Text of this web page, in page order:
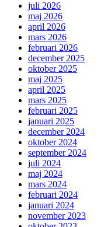
juli 2026
maj 2026
april 2026
mars 2026
februari 2026
december 2025
oktober 2025
maj 2025
april 2025
mars 2025
februari 2025
januari 2025
december 2024
oktober 2024
september 2024
juli 2024
maj 2024
mars 2024
februari 2024
januari 2024
november 2023